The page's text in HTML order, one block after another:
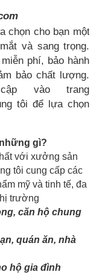
chọn cho bạn một
và sang trọng.
phí, bảo hành
bảo chất lượng.
vào trang
tôi để lựa chọn
gì?
với xưởng sản
tôi cung cấp các
mỹ và tinh tế, đa
trường
căn hộ chung
quán ăn, nhà
hộ gia đình